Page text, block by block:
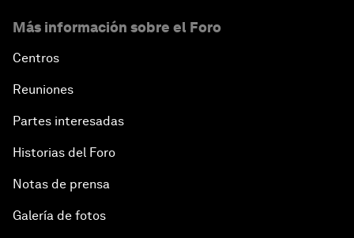
Más información sobre el Foro
Centros
Reuniones
Partes interesadas
Historias del Foro
Notas de prensa
Galería de fotos